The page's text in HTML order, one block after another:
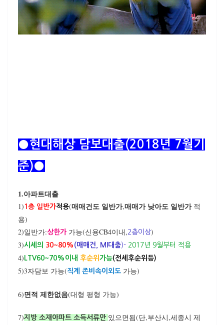
●현대해상 담보대출(2018년 7월기
준)●
1.아파트대출
1) 1층 일반가적용(매매건도 일반가,매매가 낮아도 일반가적
용)
2)일반가:상한가 가능(신용CB4이내,2층이상)
3)시세의 30~80% (매매건, MI대출)- 2017년 9월부터 적용
4) LTV60~70%이내 후순위 가능(전세후순위등)
5)3자담보 가능(직계 존비속이외도 가능)
6)면적 제한없음(대형 평형 가능)
7)지방 소재아파트 소득서류만 있으면됨(단,부산시,세종시 제